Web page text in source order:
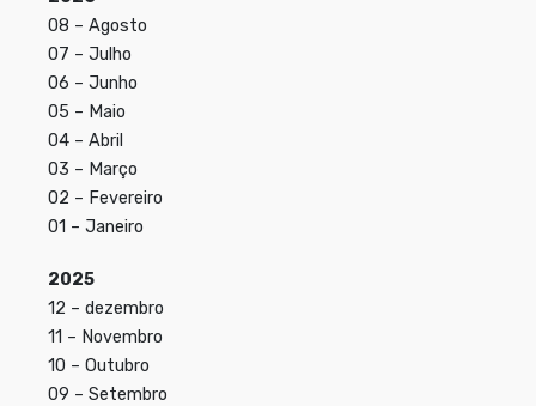
08 – Agosto
07 – Julho
06 – Junho
05 – Maio
04 – Abril
03 – Março
02 – Fevereiro
01 – Janeiro
2025
12 – dezembro
11 – Novembro
10 – Outubro
09 – Setembro